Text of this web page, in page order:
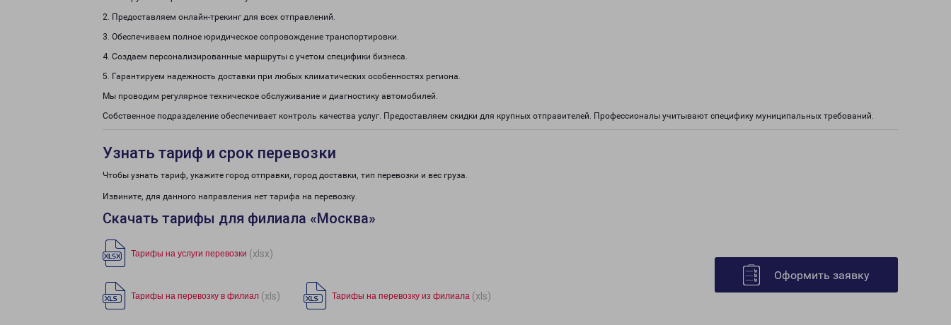
2. Предоставляем онлайн-трекинг для всех отправлений.
3. Обеспечиваем полное юридическое сопровождение транспортировки.
4. Создаем персонализированные маршруты с учетом специфики бизнеса.
5. Гарантируем надежность доставки при любых климатических особенностях региона.
Мы проводим регулярное техническое обслуживание и диагностику автомобилей.
Собственное подразделение обеспечивает контроль качества услуг. Предоставляем скидки для крупных отправителей. Профессионалы учитывают специфику муниципальных требований.
Узнать тариф и срок перевозки
Чтобы узнать тариф, укажите город отправки, город доставки, тип перевозки и вес груза.
Извините, для данного направления нет тарифа на перевозку.
Скачать тарифы для филиала «Москва»
Тарифы на услуги перевозки (xlsx)
Тарифы на перевозку в филиал (xls) Тарифы на перевозку из филиала (xls)
Оформить заявку